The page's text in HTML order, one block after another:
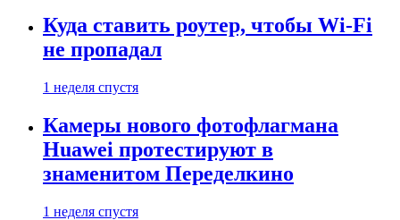
Куда ставить роутер, чтобы Wi-Fi
не пропадал
1 неделя спустя
Камеры нового фотофлагмана
Huawei протестируют в
знаменитом Переделкино
1 неделя спустя